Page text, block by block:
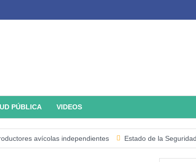
PÚBLICA VIDEOS
avícolas independientes Estado de la Seguridad